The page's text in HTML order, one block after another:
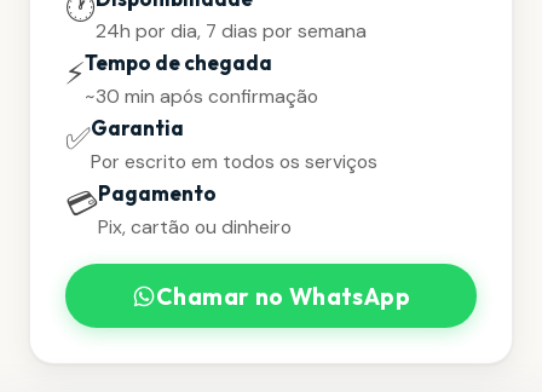
🕐
24h por dia, 7 dias por semana
⚡Tempo de chegada
~30 min após confirmação
✅Garantia
Por escrito em todos os serviços
💳Pagamento
Pix, cartão ou dinheiro
Chamar no WhatsApp